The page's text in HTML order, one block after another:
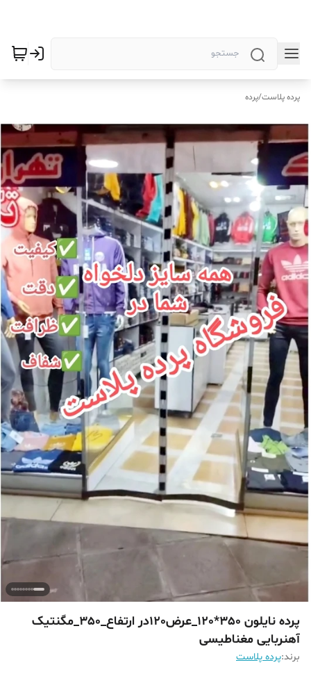
پرده پلاست/پرده
پرده نایلون 350*120_عرض120در ارتفاع_350_مگنتیک
آهنربایی مغناطیسی
برند:پرده پلاست